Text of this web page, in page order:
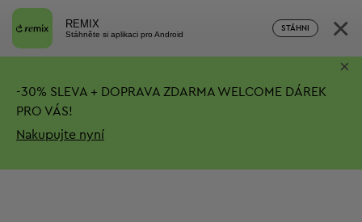
REMIX
Stáhněte si aplikaci pro Android
STÁHNI ×
-30% SLEVA + DOPRAVA ZDARMA WELCOME DÁREK
PRO VÁS!
Nakupujte nyní
×